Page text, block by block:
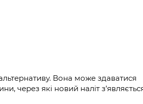
Вона може здаватися
через які новий наліт